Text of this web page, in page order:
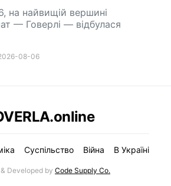
на найвищій вершині
— Говерлі — відбулася
08-06
Суспільство Війна В Україні
Developed by Code Supply Co.